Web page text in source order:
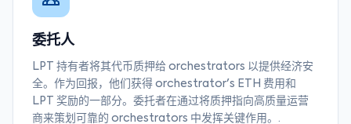
委托人
LPT 持有者将其代币质押给 orchestrators 以提供经济安
全。作为回报，他们获得 orchestrator's ETH 费用和
LPT 奖励的一部分。委托者在通过将质押指向高质量运营
商来策划可靠的 orchestrators 中发挥关键作用。.